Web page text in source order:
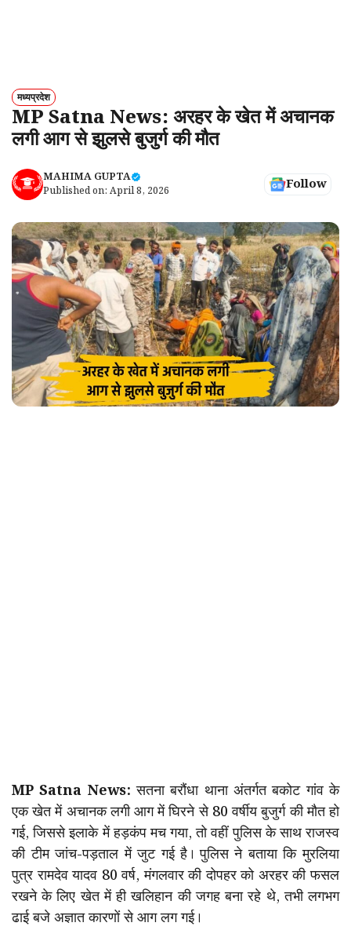
मध्यप्रदेश
MP Satna News: अरहर के खेत में अचानक
लगी आग से झुलसे बुजुर्ग की मौत
MAHIMA GUPTA
Published on: April 8, 2026 Follow
MP Satna News: सतना बरौंधा थाना अंतर्गत बकोट गांव के
एक खेत में अचानक लगी आग में घिरने से 80 वर्षीय बुजुर्ग की मौत हो
गई, जिससे इलाके में हड़कंप मच गया, तो वहीं पुलिस के साथ राजस्व
की टीम जांच-पड़ताल में जुट गई है। पुलिस ने बताया कि मुरलिया
पुत्र रामदेव यादव 80 वर्ष, मंगलवार की दोपहर को अरहर की फसल
रखने के लिए खेत में ही खलिहान की जगह बना रहे थे, तभी लगभग
ढाई बजे अज्ञात कारणों से आग लग गई।